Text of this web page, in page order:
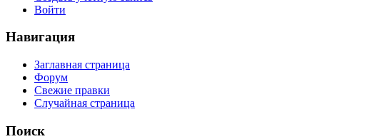
Войти
Навигация
Заглавная страница
Форум
Свежие правки
Случайная страница
Поиск